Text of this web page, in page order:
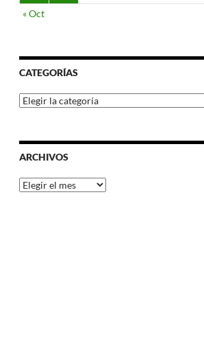
« Oct
CATEGORÍAS
Categorías
ARCHIVOS
Archivos